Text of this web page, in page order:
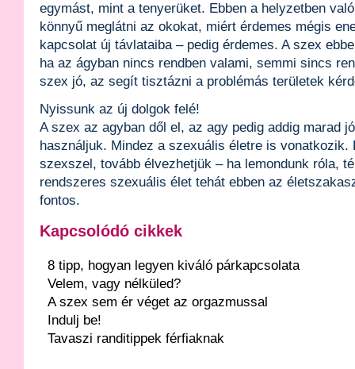
egymást, mint a tenyerüket. Ebben a helyzetben
könnyű meglátni az okokat, miért érdemes mégis
kapcsolat új távlataiba – pedig érdemes. A szex
ha az ágyban nincs rendben valami, semmi sincs
szex jó, az segít tisztázni a problémás területek
Nyissunk az új dolgok felé!
A szex az agyban dől el, az agy pedig addig marad
használjuk. Mindez a szexuális életre is vonatkozik.
szexszel, tovább élvezhetjük – ha lemondunk róla,
rendszeres szexuális élet tehát ebben az
fontos.
Kapcsolódó cikkek
8 tipp, hogyan legyen kiváló párkapcsolata
Velem, vagy nélküled?
A szex sem ér véget az orgazmussal
Indulj be!
Tavaszi randitippek férfiaknak